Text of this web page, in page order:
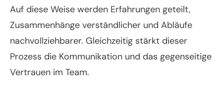
Auf diese Weise werden Erfahrungen geteilt,
Zusammenhänge verständlicher und Abläufe
nachvollziehbarer. Gleichzeitig stärkt dieser
Prozess die Kommunikation und das gegenseitige
Vertrauen im Team.